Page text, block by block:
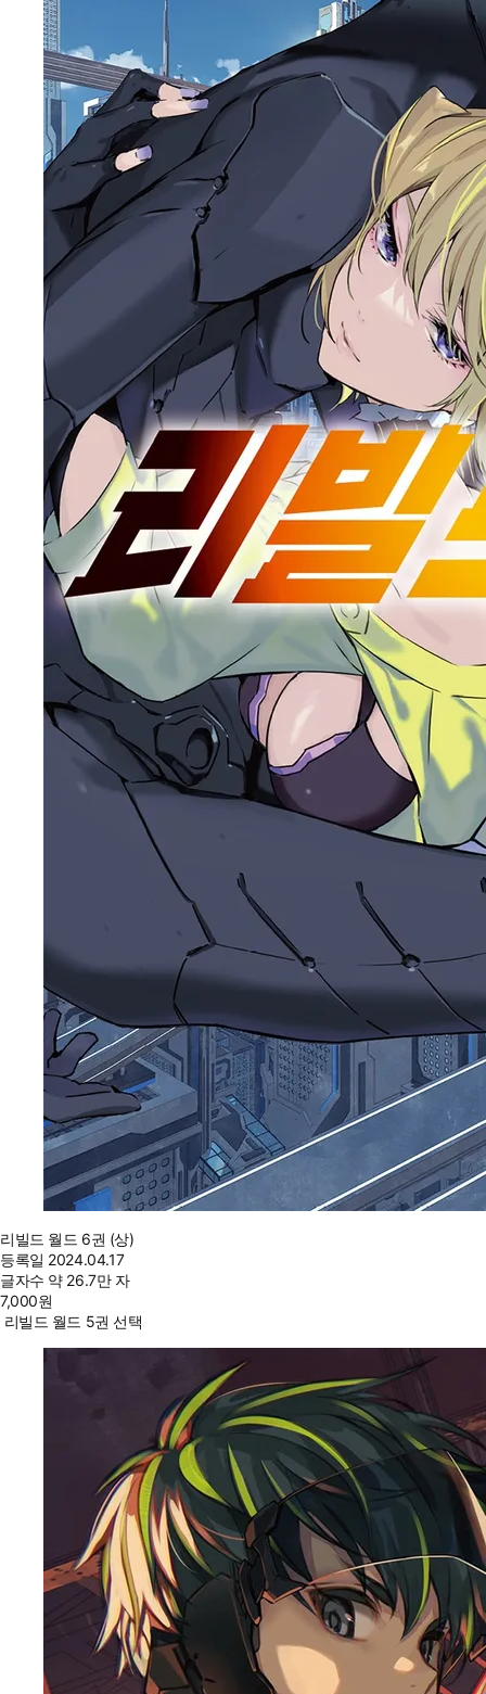
리빌드 월드 6권 (상)
등록일 2024.04.17
글자수 약 26.7만 자
7,000원
리빌드 월드 5권 선택